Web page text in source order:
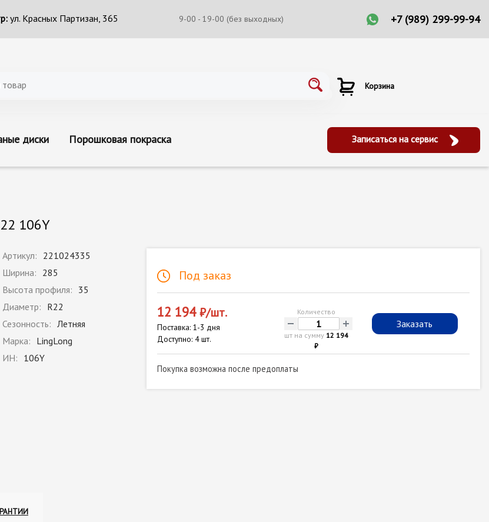
ул. Красных Партизан, 365 9-00 - 19-00 (без выходных) +7 (989) 299-99-94
Корзина
диски Порошковая покраска Записаться на сервис
106Y
Артикул: 221024335
Ширина: 285
Высота профиля: 35
Диаметр: R22
Сезонность: Летняя
Марка: LingLong
ИН: 106Y
Под заказ
12 194₽/шт.
Поставка: 1-3 дня
Доступно: 4 шт.
Количество
- +
шт на сумму 12 194
₽
Заказать
Покупка возможна после предоплаты